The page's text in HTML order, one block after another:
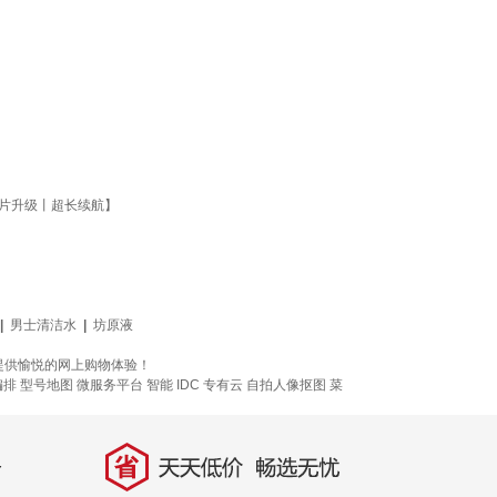
级丨超长续航】
男士清洁水
坊原液
愉悦的网上购物体验！
排 型号地图 微服务平台 智能 IDC 专有云 自拍人像抠图 菜
省 天天低价，畅选无忧